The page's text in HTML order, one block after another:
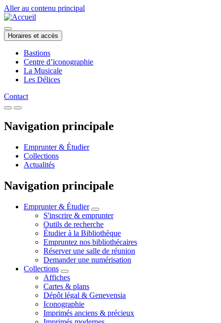
Aller au contenu principal
Horaires et accès
Bastions
Centre d’iconographie
La Musicale
Les Délices
Contact
Navigation principale
Emprunter & Étudier
Collections
Actualités
Navigation principale
Emprunter & Étudier
S'inscrire & emprunter
Outils de recherche
Étudier à la Bibliothèque
Empruntez nos bibliothécaires
Réserver une salle de réunion
Demander une numérisation
Collections
Affiches
Cartes & plans
Dépôt légal & Genevensia
Iconographie
Imprimés anciens & précieux